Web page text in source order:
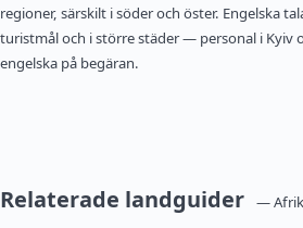
regioner, särskilt i söder och öster. Engelska
turistmål och i större städer — personal i Kyiv
engelska på begäran.
Relaterade landguider —